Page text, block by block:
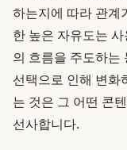
하는지에 따라 관계
한 높은 자유도는
의 흐름을 주도하는
선택으로 인해 변화
는 것은 그 어떤 콘
선사합니다.